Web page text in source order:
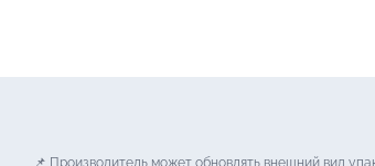
📌 Производитель может обновлять внешний вид